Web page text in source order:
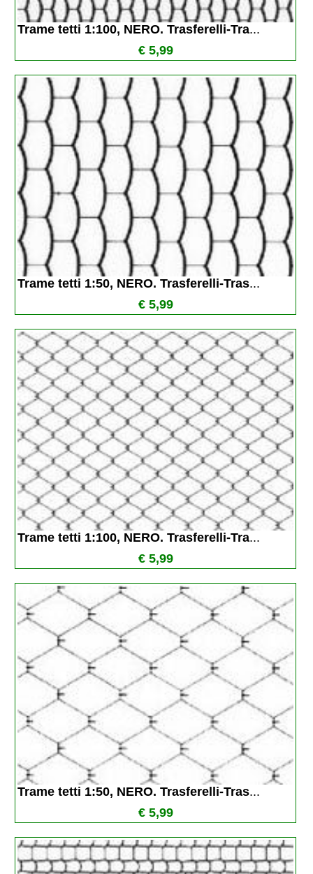
Trame tetti 1:100, NERO. Trasferelli-Tra...
€ 5,99
Trame tetti 1:50, NERO. Trasferelli-Tras...
€ 5,99
Trame tetti 1:100, NERO. Trasferelli-Tra...
€ 5,99
Trame tetti 1:50, NERO. Trasferelli-Tras...
€ 5,99